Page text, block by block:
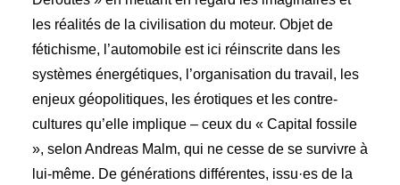
les réalités de la civilisation du moteur. Objet de
fétichisme, l’automobile est ici réinscrite dans les
systèmes énergétiques, l’organisation du travail, les
enjeux géopolitiques, les érotiques et les contre-
cultures qu’elle implique – ceux du « Capital fossile
», selon Andreas Malm, qui ne cesse de se survivre à
lui-même. De générations différentes, issu·es de la